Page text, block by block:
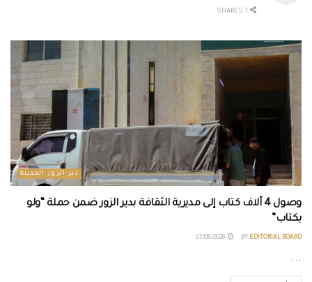
دير الزور المدينة
وصول 4 آلاف كتاب إلى مديرية الثقافة بدير الزور ضمن حملة “ولو
بكتاب”
BY EDITORIAL BOARD
...